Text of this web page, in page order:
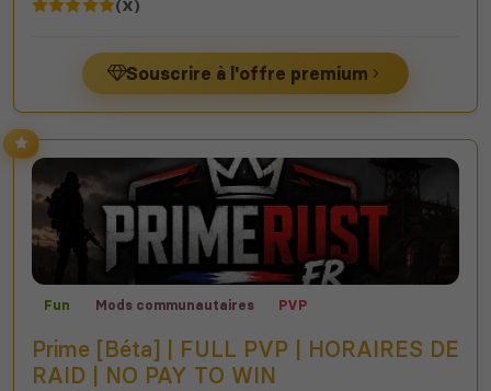
(X)
Souscrire à l'offre premium
Fun Mods communautaires PVP
Prime [Béta] | FULL PVP | HORAIRES DE
RAID | NO PAY TO WIN